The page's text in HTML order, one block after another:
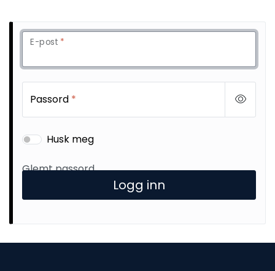
E-post *
Passord *
Husk meg
Glemt passord
Logg inn